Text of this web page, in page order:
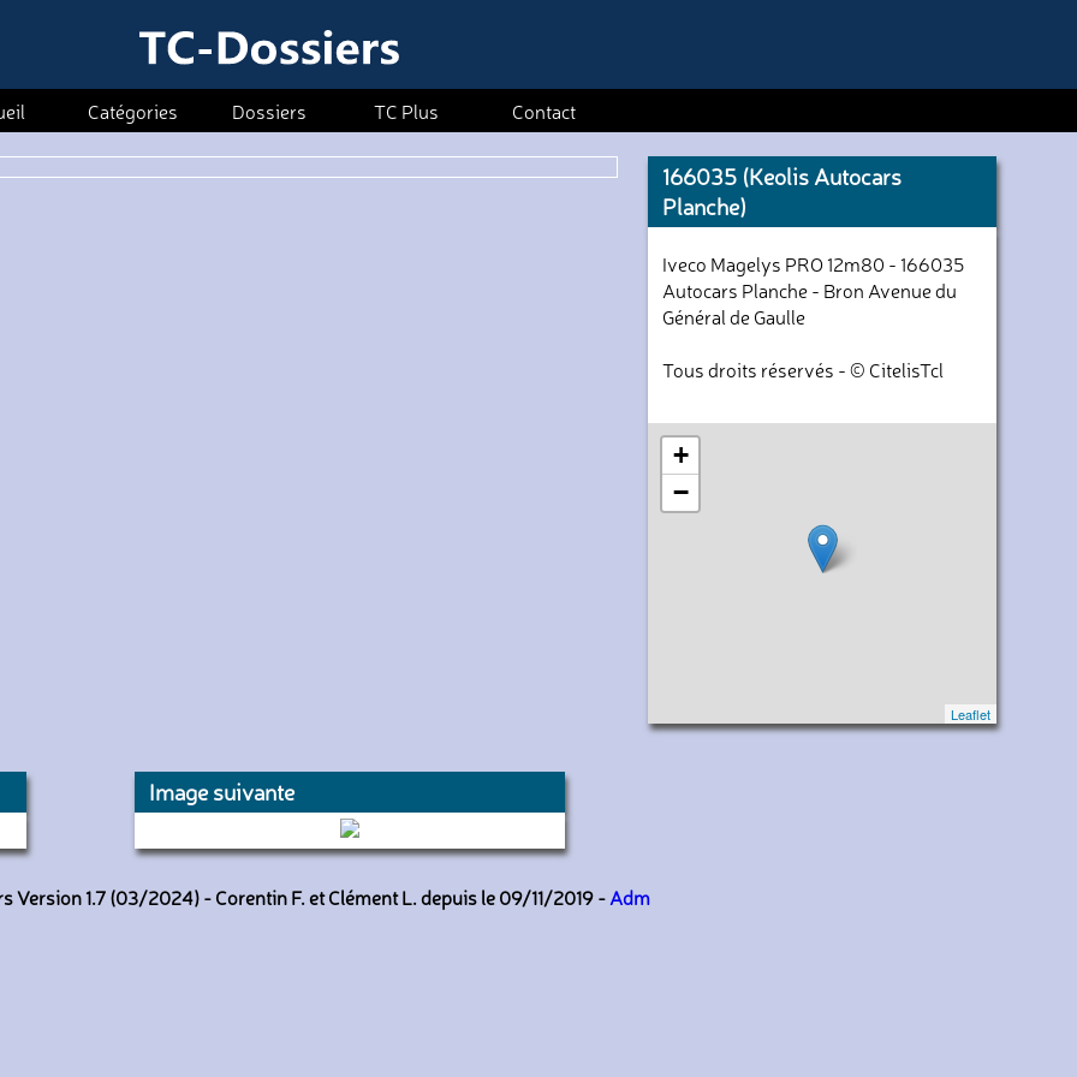
Catégories Dossiers TC Plus Contact
166035 (Keolis Autocars
Planche)
Iveco Magelys PRO 12m80 - 166035
Autocars Planche - Bron Avenue du
Général de Gaulle
Tous droits réservés - © CitelisTcl
+
−
Leaflet
Image suivante
133078 (Keolis Autocars Planche)
Version 1.7 (03/2024) - Corentin F. et Clément L. depuis le 09/11/2019 -Adm